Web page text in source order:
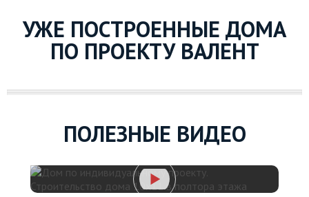
УЖЕ ПОСТРОЕННЫЕ ДОМА
ПО ПРОЕКТУ ВАЛЕНТ
ПОЛЕЗНЫЕ ВИДЕО